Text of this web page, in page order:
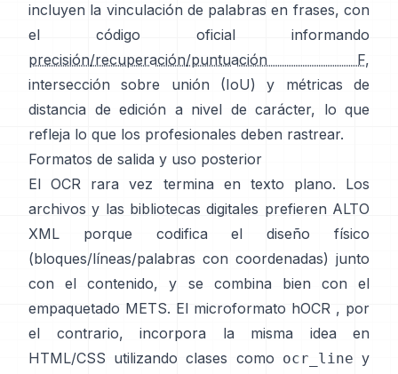
incluyen la vinculación de palabras en frases, con
el código oficial informando
precisión/recuperación/puntuación F,
intersección sobre unión (IoU) y métricas de
distancia de edición a nivel de carácter, lo que
refleja lo que los profesionales deben rastrear.
Formatos de salida y uso posterior
El OCR rara vez termina en texto plano. Los
archivos y las bibliotecas digitales prefieren ALTO
XML
porque codifica el diseño físico
(bloques/líneas/palabras con coordenadas) junto
con el contenido, y se combina bien con el
empaquetado METS. El microformato hOCR , por
el contrario, incorpora la misma idea en
HTML/CSS utilizando clases como ocr_line y